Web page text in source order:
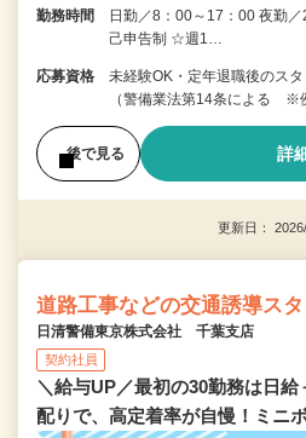
勤務時間
日勤／8：00～17：00 夜勤
己申告制 ☆週1…
応募資格
未経験OK・定年退職後のス
（警備業法第14条による ※
後で見る 詳
更新日：
道路工事などの交通誘導ス
日清警備東京株式会社 千葉支店
契約社員
＼給与UP／最初の30勤務は日
配りで、高定着率が自慢！ミニ